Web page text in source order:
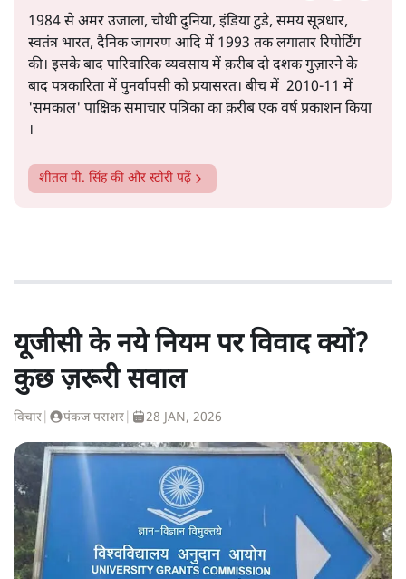
1984 से अमर उजाला, चौथी दुनिया, इंडिया टुडे, समय सूत्रधार,
स्वतंत्र भारत, दैनिक जागरण आदि में 1993 तक लगातार रिपोर्टिंग
की। इसके बाद पारिवारिक व्यवसाय में क़रीब दो दशक गुज़ारने के
बाद पत्रकारिता में पुनर्वापसी को प्रयासरत। बीच में 2010-11 में
'समकाल' पाक्षिक समाचार पत्रिका का क़रीब एक वर्ष प्रकाशन किया
।
शीतल पी. सिंहकी और स्टोरी पढ़ें
यूजीसी के नये नियम पर विवाद क्यों?
कुछ ज़रूरी सवाल
विचार पंकज पराशर 28 JAN, 2026